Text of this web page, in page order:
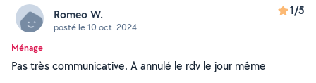
Romeo W.
posté le 10 oct. 2024
1/5
Ménage
Pas très communicative. A annulé le rdv le jour même